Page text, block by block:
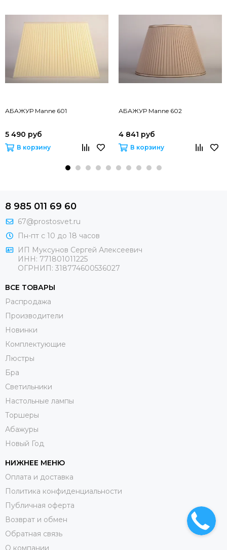
АБАЖУР Manne 601
5 490 руб
В корзину
АБАЖУР Manne 602
4 841 руб
В корзину
8 985 011 69 60
67@prostosvet.ru
Пн-пт с 10 до 18 часов
ИП Муксунов Сергей Алексеевич
ИНН: 771801011225
ОГРНИП: 318774600536027
ВСЕ ТОВАРЫ
Распродажа
Производители
Новинки
Комплектующие
Люстры
Бра
Светильники
Настольные лампы
Торшеры
Абажуры
Новый Год
НИЖНЕЕ МЕНЮ
Оплата и доставка
Политика конфиденциальности
Публичная оферта
Возврат и обмен
Обратная связь
О компании